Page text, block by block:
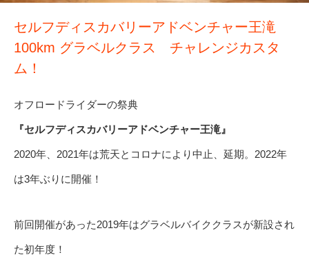
セルフディスカバリーアドベンチャー王滝
100km グラベルクラス チャレンジカスタ
ム！
オフロードライダーの祭典
『セルフディスカバリーアドベンチャー王滝』
2020年、2021年は荒天とコロナにより中止、延期。2022年
は3年ぶりに開催！
前回開催があった2019年はグラベルバイククラスが新設され
た初年度！